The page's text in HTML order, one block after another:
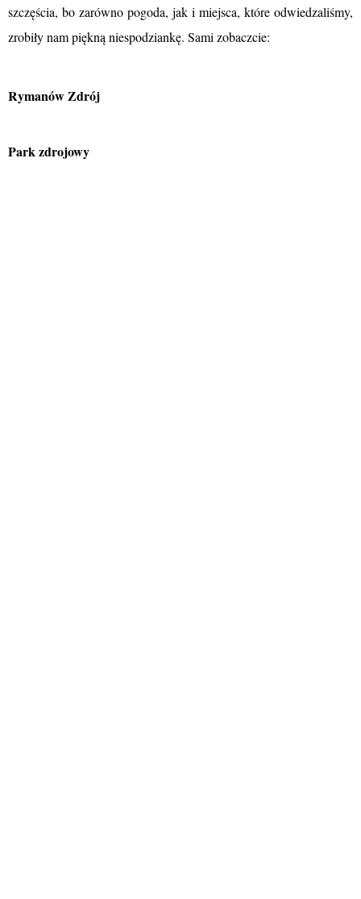
szczęścia, bo zarówno pogoda, jak i miejsca, które odwiedzaliśmy,
zrobiły nam piękną niespodziankę. Sami zobaczcie:
Rymanów Zdrój
Park zdrojowy